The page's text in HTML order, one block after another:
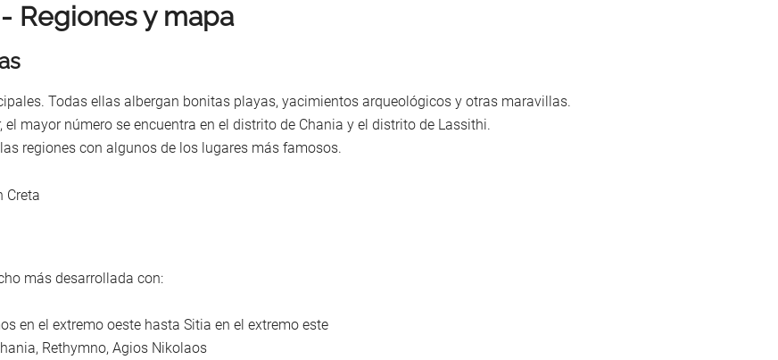
Regiones y mapa
Todas ellas albergan bonitas playas, yacimientos arqueológicos y otras maravillas.
mayor número se encuentra en el distrito de Chania y el distrito de Lassithi.
regiones con algunos de los lugares más famosos.
más desarrollada con:
en el extremo oeste hasta Sitia en el extremo este
Rethymno, Agios Nikolaos